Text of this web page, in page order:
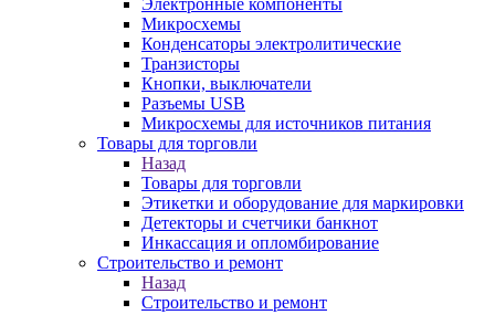
Электронные компоненты
Микросхемы
Конденсаторы электролитические
Транзисторы
Кнопки, выключатели
Разъемы USB
Микросхемы для источников питания
Товары для торговли
Назад
Товары для торговли
Этикетки и оборудование для маркировки
Детекторы и счетчики банкнот
Инкассация и опломбирование
Строительство и ремонт
Назад
Строительство и ремонт